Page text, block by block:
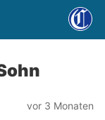
vor 3 Monaten